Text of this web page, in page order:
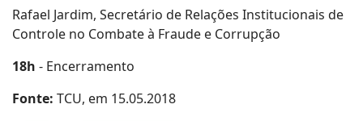
Rafael Jardim, Secretário de Relações Institucionais de
Controle no Combate à Fraude e Corrupção
18h - Encerramento
Fonte: TCU, em 15.05.2018